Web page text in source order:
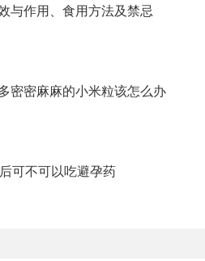
与作用、食用方法及禁忌
密密麻麻的小米粒该怎么办
可不可以吃避孕药